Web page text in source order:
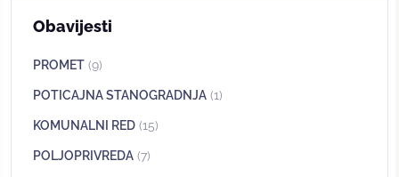
Obavijesti
PROMET (9)
POTICAJNA STANOGRADNJA (1)
KOMUNALNI RED (15)
POLJOPRIVREDA (7)